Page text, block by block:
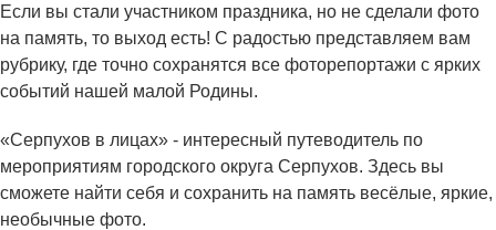
Если вы стали участником праздника, но не сделали фото
на память, то выход есть! С радостью представляем вам
рубрику, где точно сохранятся все фоторепортажи с ярких
событий нашей малой Родины.
«Серпухов в лицах» - интересный путеводитель по
мероприятиям городского округа Серпухов. Здесь вы
сможете найти себя и сохранить на память весёлые, яркие,
необычные фото.